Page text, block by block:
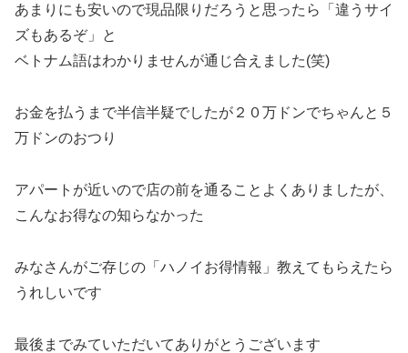
あまりにも安いので現品限りだろうと思ったら「違うサイ
ズもあるぞ」と
ベトナム語はわかりませんが通じ合えました(笑)
お金を払うまで半信半疑でしたが２０万ドンでちゃんと５
万ドンのおつり
アパートが近いので店の前を通ることよくありましたが、
こんなお得なの知らなかった
みなさんがご存じの「ハノイお得情報」教えてもらえたら
うれしいです
最後までみていただいてありがとうございます